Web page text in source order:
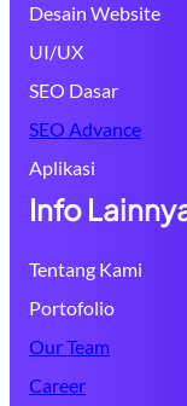
Desain Website
UI/UX
SEO Dasar
SEO Advance
Aplikasi
Info
Tentang Kami
Portofolio
Our Team
Career